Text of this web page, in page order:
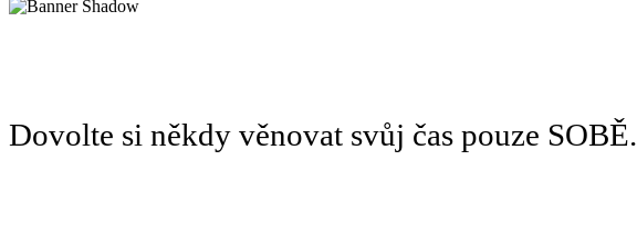
Dovolte si někdy věnovat svůj čas pouze SOBĚ.